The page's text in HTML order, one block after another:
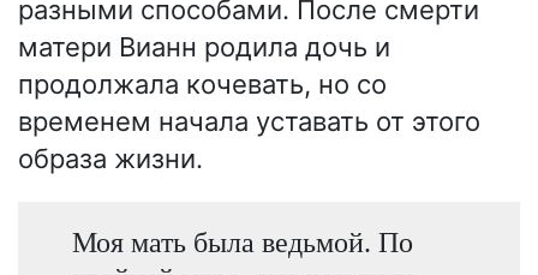
разными способами. После смерти
матери Вианн родила дочь и
продолжала кочевать, но со
временем начала уставать от этого
образа жизни.
Моя мать была ведьмой. По